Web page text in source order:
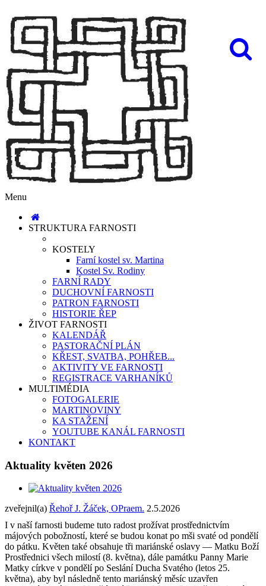
Menu
STRUKTURA FARNOSTI
KOSTELY
Farní kostel sv. Martina
Kostel Sv. Rodiny
FARNÍ RADY
DUCHOVNÍ FARNOSTI
PATRON FARNOSTI
HISTORIE ŘEP
ŽIVOT FARNOSTI
KALENDÁŘ
PASTORAČNÍ PLÁN
KŘEST, SVATBA, POHŘEB...
AKTIVITY VE FARNOSTI
REGISTRACE VARHANÍKŮ
MULTIMÉDIA
FOTOGALERIE
MARTINOVINY
KA STAŽENÍ
YOUTUBE KANÁL FARNOSTI
KONTAKT
Aktuality květen 2026
zveřejnil(a) Řehoř J. Žáček, OPraem. 2.5.2026
I v naší farnosti budeme tuto radost prožívat prostřednictvím
májových pobožností, které se budou konat po mši svaté od pondělí
do pátku. Květen také obsahuje tři mariánské oslavy — Matku Boží
Prostřednici všech milostí (8. května), dále památku Panny Marie
Matky církve v pondělí po Seslání Ducha Svatého (letos 25.
května), aby byl následně tento mariánský měsíc uzavřen